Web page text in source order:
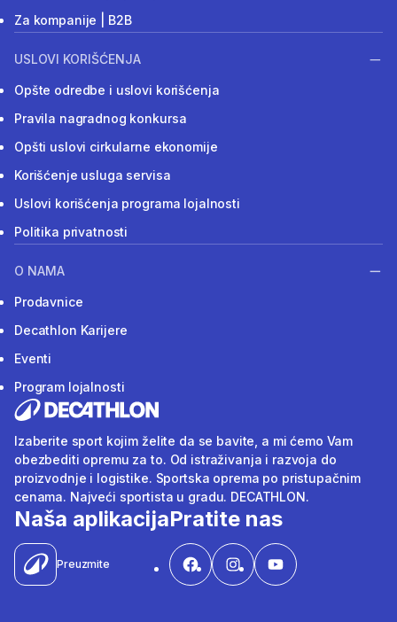
Za kompanije | B2B
USLOVI KORIŠĆENJA
Opšte odredbe i uslovi korišćenja
Pravila nagradnog konkursa
Opšti uslovi cirkularne ekonomije
Korišćenje usluga servisa
Uslovi korišćenja programa lojalnosti
Politika privatnosti
O NAMA
Prodavnice
Decathlon Karijere
Eventi
Program lojalnosti
Izaberite sport kojim želite da se bavite, a mi ćemo Vam
obezbediti opremu za to. Od istraživanja i razvoja do
proizvodnje i logistike. Sportska oprema po pristupačnim
cenama. Najveći sportista u gradu. DECATHLON.
Naša aplikacija
Preuzmite
Pratite nas